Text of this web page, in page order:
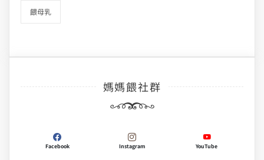
餵母乳
媽媽餵社群
Facebook Instagram YouTube